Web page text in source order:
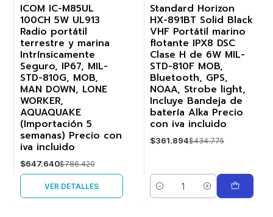
-18%
Agotado
ICOM IC-M85UL
100CH 5W UL913
Radio portátil
terrestre y marina
Intrínsicamente
Seguro, IP67, MIL-
STD-810G, MOB,
MAN DOWN, LONE
WORKER,
AQUAQUAKE
(Importación 5
semanas) Precio con
iva incluido
$647.640$786.420
VER DETALLES
-17%
Standard Horizon
HX-891BT Solid Black
VHF Portátil marino
flotante IPX8 DSC
Clase H de 6W MIL-
STD-810F MOB,
Bluetooth, GPS,
NOAA, Strobe light,
Incluye Bandeja de
batería Alka Precio
con iva incluido
$361.894$434.775
Cantidad